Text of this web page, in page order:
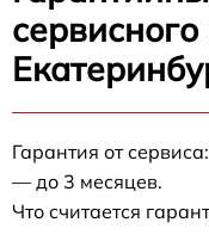
Гарантия от
— до 3 месяцев.
Что считается